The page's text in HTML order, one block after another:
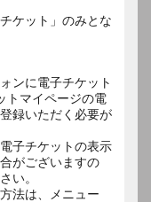
ケット」のみとな
ンに電子チケット
トマイページの電
録いただく必要が
子チケットの表示
がございますの
い。
法は、メニュー